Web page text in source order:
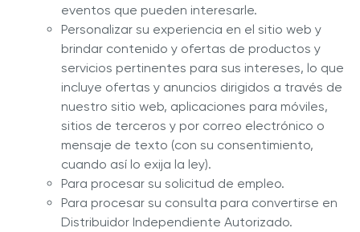
eventos que pueden interesarle.
Personalizar su experiencia en el sitio web y
brindar contenido y ofertas de productos y
servicios pertinentes para sus intereses, lo que
incluye ofertas y anuncios dirigidos a través de
nuestro sitio web, aplicaciones para móviles,
sitios de terceros y por correo electrónico o
mensaje de texto (con su consentimiento,
cuando así lo exija la ley).
Para procesar su solicitud de empleo.
Para procesar su consulta para convertirse en
Distribuidor Independiente Autorizado.